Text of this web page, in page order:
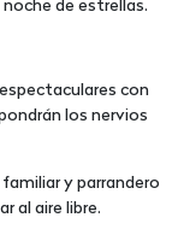
de estrellas.
con
los nervios
y parrandero
al aire libre.